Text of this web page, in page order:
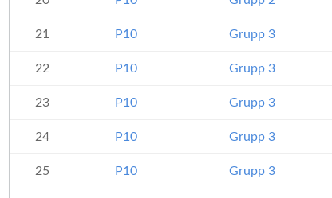
21 P10 Grupp 3
22 P10 Grupp 3
23 P10 Grupp 3
24 P10 Grupp 3
25 P10 Grupp 3